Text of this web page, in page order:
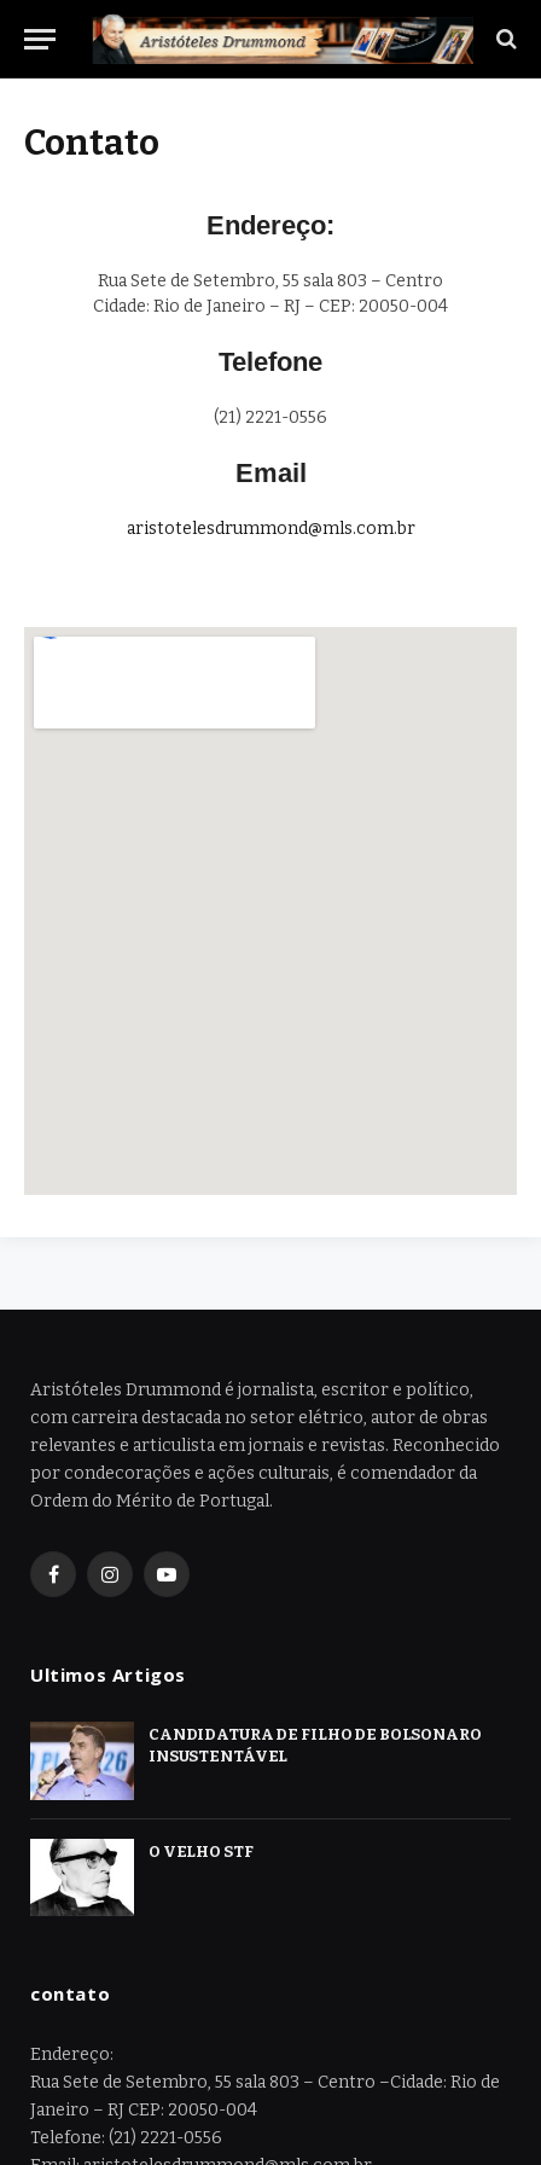
Contato
Endereço:
Rua Sete de Setembro, 55 sala 803 – Centro
Cidade: Rio de Janeiro – RJ – CEP: 20050-004
Telefone
(21) 2221-0556
Email
aristotelesdrummond@mls.com.br
Aristóteles Drummond é jornalista, escritor e político,
com carreira destacada no setor elétrico, autor de obras
relevantes e articulista em jornais e revistas. Reconhecido
por condecorações e ações culturais, é comendador da
Ordem do Mérito de Portugal.
FacebookInstagramYouTube
Ultimos Artigos
CANDIDATURA DE FILHO DE BOLSONARO
INSUSTENTÁVEL
O VELHO STF
contato
Endereço:
Rua Sete de Setembro, 55 sala 803 – Centro –Cidade: Rio de
Janeiro – RJ CEP: 20050-004
Telefone: (21) 2221-0556